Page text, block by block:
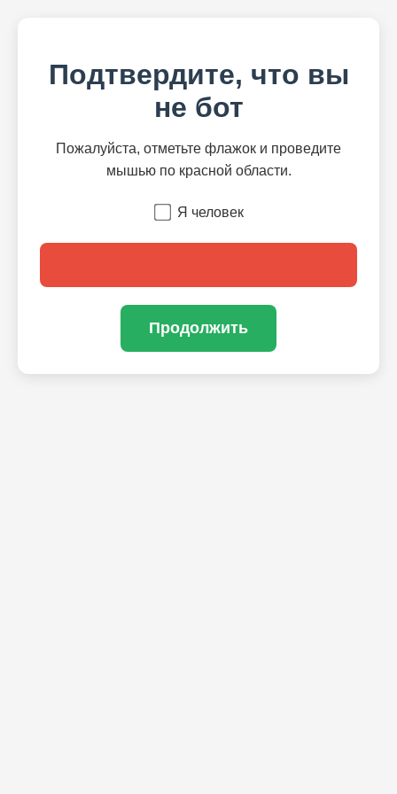
Подтвердите, что вы
не бот
Пожалуйста, отметьте флажок и проведите
мышью по красной области.
Я человек
Продолжить